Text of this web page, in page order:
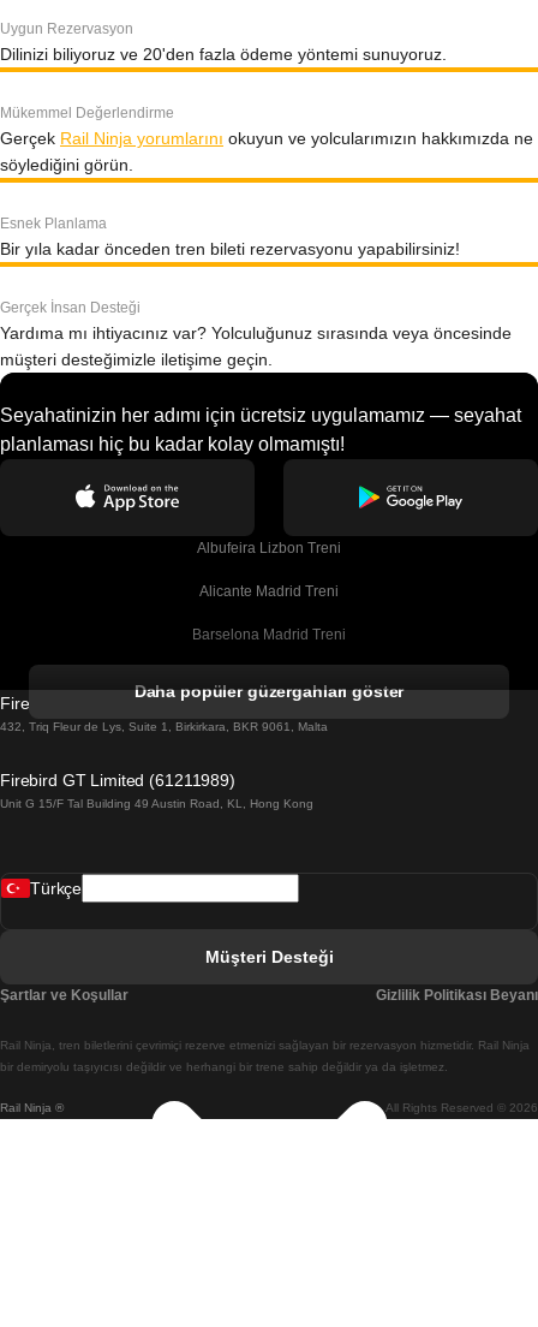
Uygun Rezervasyon
Dilinizi biliyoruz ve 20'den fazla ödeme yöntemi sunuyoruz.
Mükemmel Değerlendirme
Gerçek Rail Ninja yorumlarını okuyun ve yolcularımızın hakkımızda ne
söylediğini görün.
Esnek Planlama
Bir yıla kadar önceden tren bileti rezervasyonu yapabilirsiniz!
Gerçek İnsan Desteği
Yardıma mı ihtiyacınız var? Yolculuğunuz sırasında veya öncesinde
müşteri desteğimizle iletişime geçin.
Seyahatinizin her adımı için ücretsiz uygulamamız — seyahat
planlaması hiç bu kadar kolay olmamıştı!
Albufeira Lizbon Treni
Alicante Madrid Treni
Barselona Madrid Treni
Barselona Sevilla Treni
Belfast Dublin Treni
Budapeşte Viyana Treni
Busan Cheonan(Asan) Treni
Daha popüler güzergahları göster
Firebird GT Limited (OC 1451)
432, Triq Fleur de Lys, Suite 1, Birkirkara, BKR 9061, Malta
Firebird GT Limited (61211989)
Unit G 15/F Tal Building 49 Austin Road, KL, Hong Kong
Rail Ninja ® All Rights Reserved © 2026
Rail Ninja, tren biletlerini çevrimiçi rezerve etmenizi sağlayan bir rezervasyon hizmetidir. Rail Ninja
bir demiryolu taşıyıcısı değildir ve herhangi bir trene sahip değildir ya da işletmez.
Türkçe
Müşteri Desteği
Şartlar ve Koşullar Gizlilik Politikası Beyanı